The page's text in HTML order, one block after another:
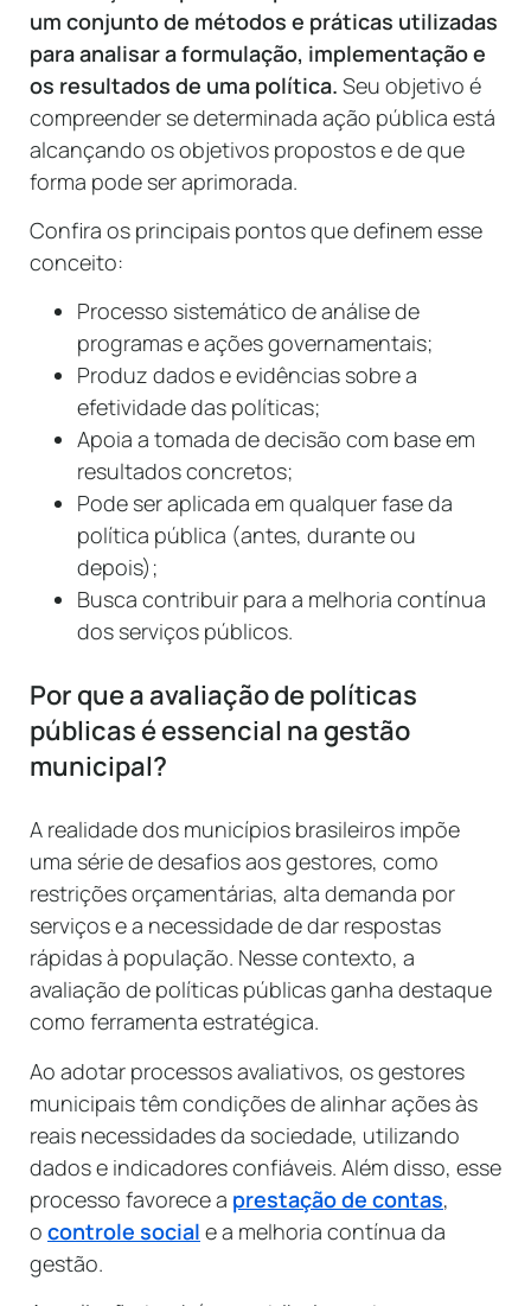
um conjunto de métodos e práticas utilizadas
para analisar a formulação, implementação e
os resultados de uma política. Seu objetivo é
compreender se determinada ação pública está
alcançando os objetivos propostos e de que
forma pode ser aprimorada.
Confira os principais pontos que definem esse
conceito:
Processo sistemático de análise de
programas e ações governamentais;
Produz dados e evidências sobre a
efetividade das políticas;
Apoia a tomada de decisão com base em
resultados concretos;
Pode ser aplicada em qualquer fase da
política pública (antes, durante ou
depois);
Busca contribuir para a melhoria contínua
dos serviços públicos.
Por que a avaliação de políticas
públicas é essencial na gestão
municipal?
A realidade dos municípios brasileiros impõe
uma série de desafios aos gestores, como
restrições orçamentárias, alta demanda por
serviços e a necessidade de dar respostas
rápidas à população. Nesse contexto, a
avaliação de políticas públicas ganha destaque
como ferramenta estratégica.
Ao adotar processos avaliativos, os gestores
municipais têm condições de alinhar ações às
reais necessidades da sociedade, utilizando
dados e indicadores confiáveis. Além disso, esse
processo favorece a prestação de contas,
o controle social e a melhoria contínua da
gestão.